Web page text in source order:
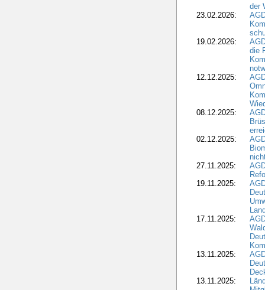
der
23.02.2026:
19.02.2026:
die
12.12.2025:
08.12.2025:
02.12.2025:
27.11.2025:
19.11.2025:
17.11.2025:
13.11.2025:
13.11.2025: